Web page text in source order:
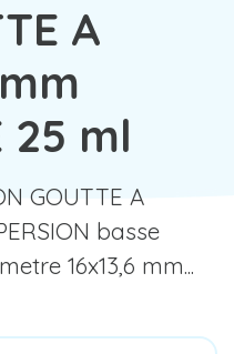
A
25 ml
GOUTTE A
basse
16x13,6 mm...